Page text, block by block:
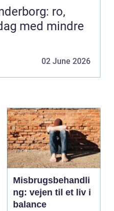
ro,
med mindre
02 June 2026
Misbrugsbehandli
ng: vejen til et liv i
balance